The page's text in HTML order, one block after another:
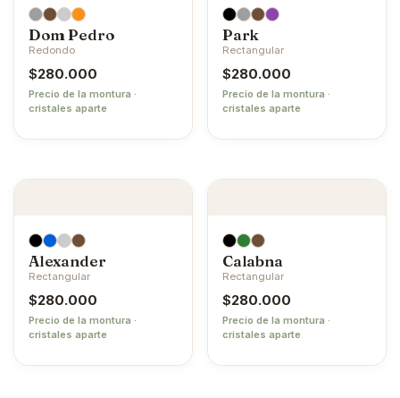
Dom Pedro
Redondo
$280.000
Precio de la montura ·
cristales aparte
Park
Rectangular
$280.000
Precio de la montura ·
cristales aparte
Alexander
Rectangular
$280.000
Precio de la montura ·
cristales aparte
Calabna
Rectangular
$280.000
Precio de la montura ·
cristales aparte